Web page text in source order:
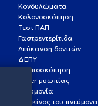
Κονδυλώματα
Κολονοσκόπηση
Τεστ ΠΑΠ
Γαστρεντερίτιδα
Λεύκανση δοντιών
ΔΕΠΥ
Κολποσκόπηση
Laser μυωπίας
Πνευμονία
Καρκίνος του πνεύμονα